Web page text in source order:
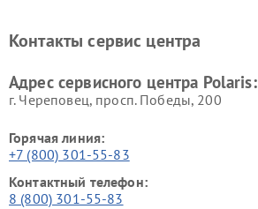
Контакты сервис центра
Адрес сервисного центра Polaris:
г. Череповец, просп. Победы, 200
Горячая линия:
+7 (800) 301-55-83
Контактный телефон:
8 (800) 301-55-83